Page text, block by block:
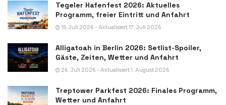
Tegeler Hafenfest 2026: Aktuelles
Programm, freier Eintritt und Anfahrt
15. Juli 2026 - Aktualisiert 17. Juli 2026
Alligatoah in Berlin 2026: Setlist-Spoiler,
Gäste, Zeiten, Wetter und Anfahrt
26. Juli 2026 - Aktualisiert 1. August 2026
Treptower Parkfest 2026: Finales Programm,
Wetter und Anfahrt